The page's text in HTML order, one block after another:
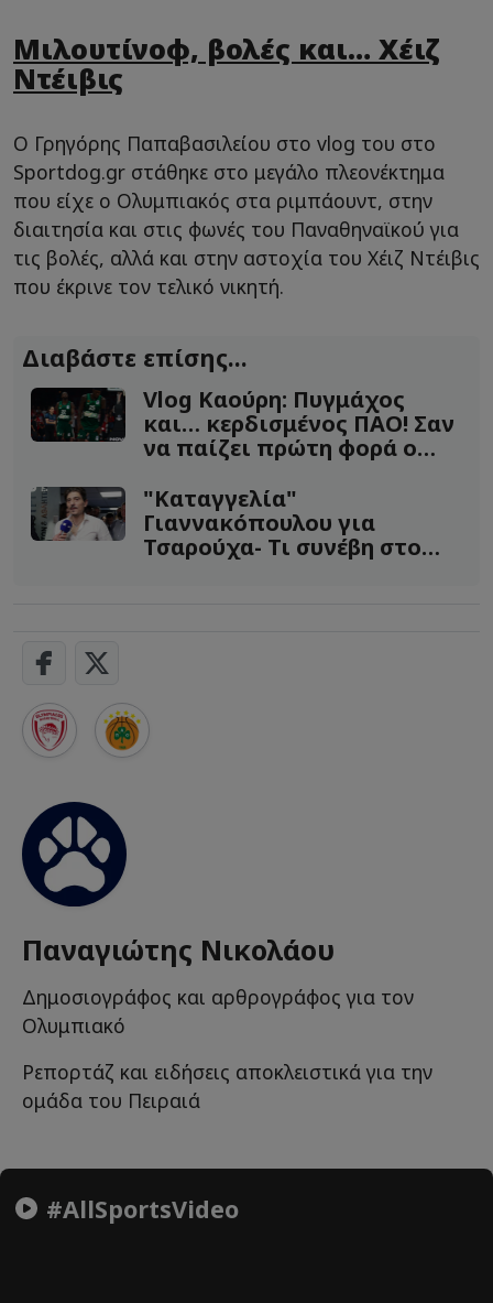
Μιλουτίνοφ, βολές και… Χέιζ
Ντέιβις
Ο Γρηγόρης Παπαβασιλείου στο vlog του στο
Sportdog.gr στάθηκε στο μεγάλο πλεονέκτημα
που είχε ο Ολυμπιακός στα ριμπάουντ, στην
διαιτησία και στις φωνές του Παναθηναϊκού για
τις βολές, αλλά και στην αστοχία του Χέιζ Ντέιβις
που έκρινε τον τελικό νικητή.
Διαβάστε επίσης...
Vlog Καούρη: Πυγμάχος
και… κερδισμένος ΠΑΟ! Σαν
να παίζει πρώτη φορά ο
"Καταγγελία"
Γιαννακόπουλου για
Τσαρούχα- Τι συνέβη στο
Παναγιώτης Νικολάου
Δημοσιογράφος και αρθρογράφος για τον
Ολυμπιακό
Ρεπορτάζ και ειδήσεις αποκλειστικά για την
ομάδα του Πειραιά
#AllSportsVideo